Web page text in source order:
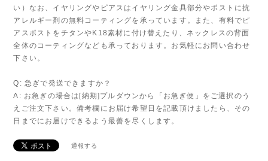
い）なお、イヤリングやピアスはイヤリング金具部分やポストに抗
アレルギー剤の無料コーティングを承っています。また、有料でピ
アスポストをチタンやK18素材に付け替えたり、ネックレスの背面
全体のコーティングなども承っております。お気軽にお問い合わせ
下さい。
Q: 急ぎで発送できますか？
A: お急ぎの場合は[納期]プルダウンから「お急ぎ便」をご選択のう
えご注文下さい。備考欄にお届け希望日を記載頂けましたら、その
日までにお届けできるよう最善を尽くします。
通報する